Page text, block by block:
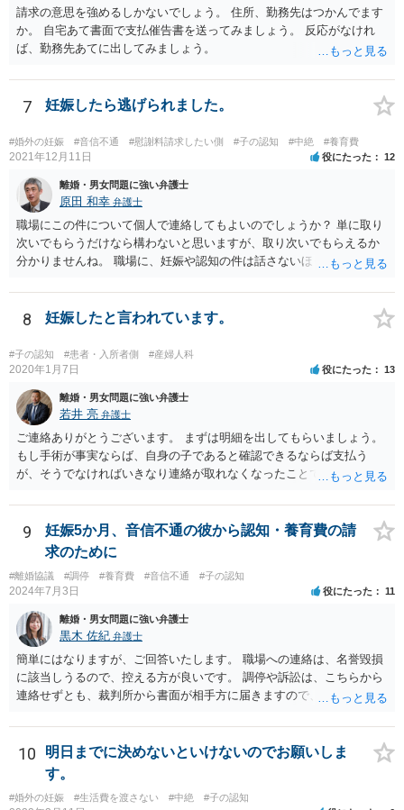
請求の意思を強めるしかないでしょう。 住所、勤務先はつかんでます
か。 自宅あて書面で支払催告書を送ってみましょう。 反応がなけれ
ば、勤務先あてに出してみましょう。
7 妊娠したら逃げられました。
#婚外の妊娠 #音信不通 #慰謝料請求したい側 #子の認知 #中絶 #養育費
2021年12月11日 役にたった 12
離婚・男女問題に強い弁護士
原田 和幸 弁護士
職場にこの件について個人で連絡してもよいのでしょうか？ 単に取り
次いでもらうだけなら構わないと思いますが、取り次いでもらえるか
分かりませんね。 職場に、妊娠や認知の件は話さないほうがよいと思
難しいと思われれば、弁護士に入ってもらうことも検討されてくださ
い。 一度、お近くの弁護士に相談されてみてもよいと思います。
8 妊娠したと言われています。
#子の認知 #患者・入所者側 #産婦人科
2020年1月7日 役にたった 13
離婚・男女問題に強い弁護士
若井 亮 弁護士
ご連絡ありがとうございます。 まずは明細を出してもらいましょう。
もし手術が事実ならば、自身の子であると確認できるならば支払う
が、そうでなければいきなり連絡が取れなくなったことで不信感もあ
してはいかがでしょうか。 代理人となる場合ですが、事務所ごとにま
ちまちです。 弊所の場合、交渉をお受けするとなると20万円くらいが
多いかと思います。
9
妊娠5か月、音信不通の彼から認知・養育費の請
求のために
#離婚協議 #調停 #養育費 #音信不通 #子の認知
2024年7月3日 役にたった 11
離婚・男女問題に強い弁護士
黒木 佐紀 弁護士
簡単にはなりますが、ご回答いたします。 職場への連絡は、名誉毀損
に該当しうるので、控える方が良いです。 調停や訴訟は、こちらから
連絡せずとも、裁判所から書面が相手方に届きますので、連絡不要で
いのであれば、調停や訴訟をするしかないかと思います。
10
明日までに決めないといけないのでお願いしま
す。
#婚外の妊娠 #生活費を渡さない #中絶 #子の認知